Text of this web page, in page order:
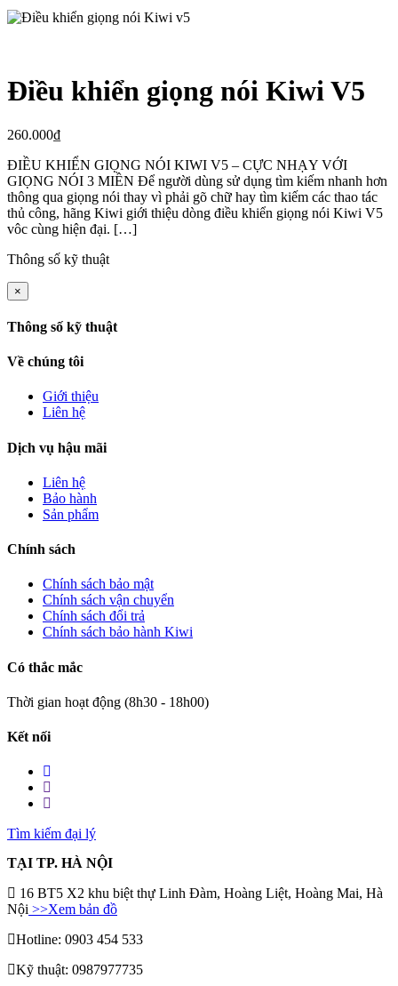
Điều khiển giọng nói Kiwi V5
260.000₫
ĐIỀU KHIỂN GIỌNG NÓI KIWI V5 – CỰC NHẠY VỚI
GIỌNG NÓI 3 MIỀN Để người dùng sử dụng tìm kiếm nhanh hơn
thông qua giọng nói thay vì phải gõ chữ hay tìm kiếm các thao tác
thủ công, hãng Kiwi giới thiệu dòng điều khiển giọng nói Kiwi V5
vôc cùng hiện đại. […]
Thông số kỹ thuật
×
Thông số kỹ thuật
Về chúng tôi
Giới thiệu
Liên hệ
Dịch vụ hậu mãi
Liên hệ
Bảo hành
Sản phẩm
Chính sách
Chính sách bảo mật
Chính sách vận chuyển
Chính sách đổi trả
Chính sách bảo hành Kiwi
Có thắc mắc
Thời gian hoạt động (8h30 - 18h00)
Kết nối
Tìm kiếm đại lý
TẠI TP. HÀ NỘI
16 BT5 X2 khu biệt thự Linh Đàm, Hoàng Liệt, Hoàng Mai, Hà
Nội >>Xem bản đồ
Hotline: 0903 454 533
Kỹ thuật: 0987977735